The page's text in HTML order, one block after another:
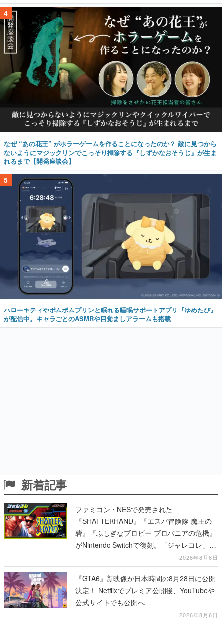
4
なぜ “あの花王” がホラーゲームを作ることになったのか？ 敵に見つから
ないようにマジックリンでこっそり掃除する『しずかなおそうじ』が生ま
れるまで【開発座談会】
5
ハローキティやポムポムプリンと眠れる睡眠サポートアプリ『ゆめたび』
が配信中。キャラごとのASMRや目覚ましアラームも搭載
新着記事
ファミコン・NESで発売された
『SHATTERHAND』『エスパ冒険隊 魔王の
砦』『ふしぎなブロビー ブロバニアの危機』
がNintendo Switchで復刻。「ジャレコレ」シ
2026年8月6日
『GTA6』新映像が日本時間の8月28日に公開
決定！ Netflixでプレミア公開後、YouTubeや
公式サイトでも公開へ
2026年8月6日